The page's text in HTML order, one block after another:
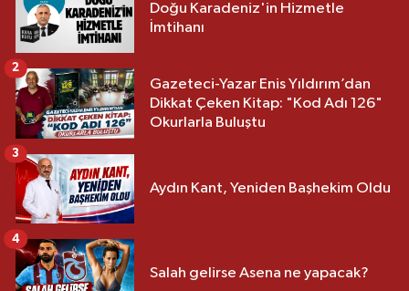
Doğu Karadeniz'in Hizmetle
İmtihanı
Gazeteci-Yazar Enis Yıldırım’dan
Dikkat Çeken Kitap: "Kod Adı 126"
Okurlarla Buluştu
2
Aydın Kant, Yeniden Başhekim Oldu
3
Salah gelirse Asena ne yapacak?
4